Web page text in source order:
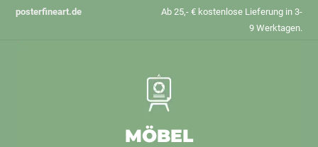
Zumposterfineart.de
Ab 25,- € kostenlose Lieferung in 3-
9 Werktagen.
MÖBEL